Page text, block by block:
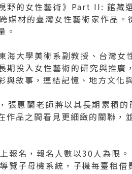
野的女性藝術》Part II: 館藏
媒材的臺灣女性藝術家作品
。
海大學美術系副教授、台灣
期投入女性藝術的研究與推
與敘事，連結記憶、地方文化
張惠蘭老師將以其長期累積
作品之間看見更細緻的關聯，
報名，報名人數以30人為限。
覽子母機系統，子機每臺租借